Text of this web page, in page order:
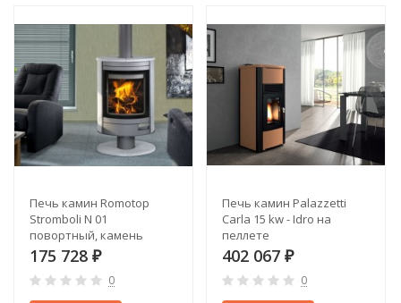
Печь камин Romotop
Stromboli N 01
повортный, камень
175 728 ₽
0
Печь камин Palazzetti
Carla 15 kw - Idro на
пеллете
402 067 ₽
0